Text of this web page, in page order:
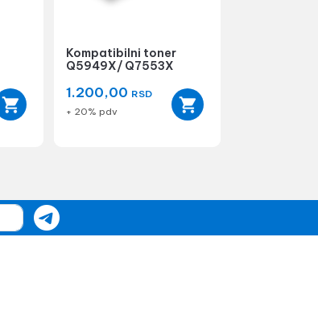
Kompatibilni toner
Q5949X/ Q7553X
1.200,00 RSD
+ 20% pdv